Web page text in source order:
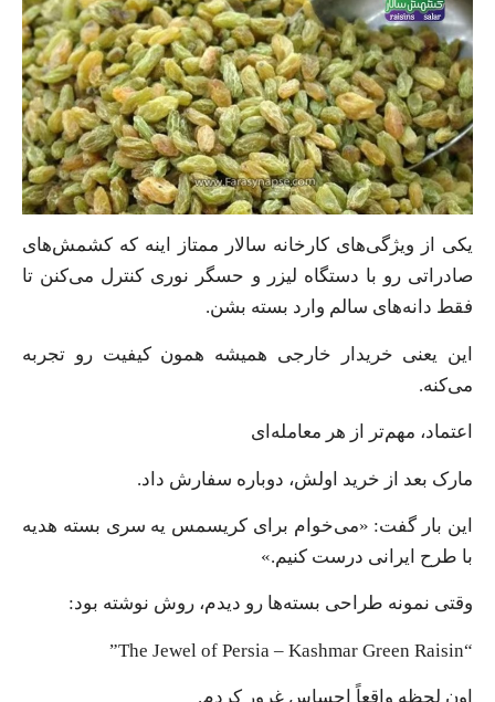
یکی از ویژگی‌های کارخانه سالار ممتاز اینه که کشمش‌های
صادراتی رو با دستگاه لیزر و حسگر نوری کنترل می‌کنن تا
فقط دانه‌های سالم وارد بسته بشن.
این یعنی خریدار خارجی همیشه همون کیفیت رو تجربه
می‌کنه.
اعتماد، مهم‌تر از هر معامله‌ای
مارک بعد از خرید اولش، دوباره سفارش داد.
این بار گفت: «می‌خوام برای کریسمس یه سری بسته هدیه
با طرح ایرانی درست کنیم.»
وقتی نمونه طراحی بسته‌ها رو دیدم، روش نوشته بود:
“The Jewel of Persia – Kashmar Green Raisin”
اون لحظه واقعاً احساس غرور کردم.